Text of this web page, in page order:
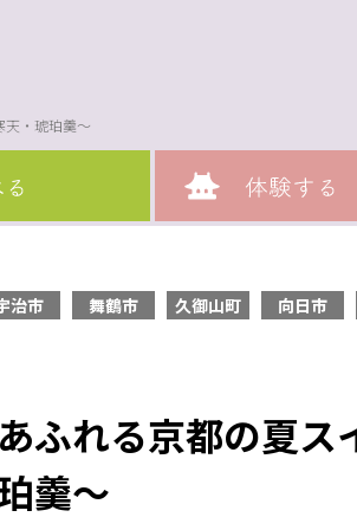
天・琥珀羹〜
治市 舞鶴市 久御山町 向日市
ふれる京都の夏ス
羹〜